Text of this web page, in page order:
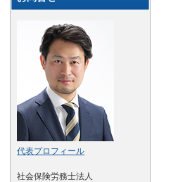
代表プロフィール
社会保険労務士法人